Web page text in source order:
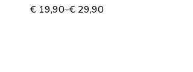
€ 19,90–€ 29,90